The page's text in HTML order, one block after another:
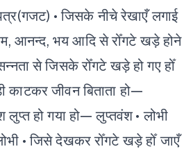
• जिसके नीचे रेखाएँ लगाई
आनन्द, भय आदि से रोँगटे खड़े होने
से जिसके रोँगटे खड़े हो गए होँ
काटकर जीवन बिताता हो—
लुप्त हो गया हो— लुप्तवंश • लोभी
• जिसे देखकर रोँगटे खड़े होँ जाएँ